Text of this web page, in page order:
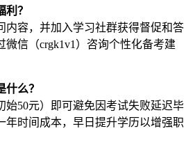
？
内容，并加入学习社群获得督促和答
微信（crgk1v1）咨询个性化备考建
么？
始50元）即可避免因考试失败延迟毕
年时间成本，早日提升学历以增强职